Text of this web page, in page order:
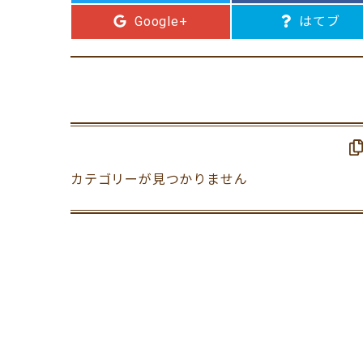
Google+ はてブ
カテゴリーが見つかりません